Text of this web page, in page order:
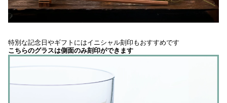
特別な記念日やギフトにはイニシャル刻印もおすすめです
こちらのグラスは側面のみ刻印ができます